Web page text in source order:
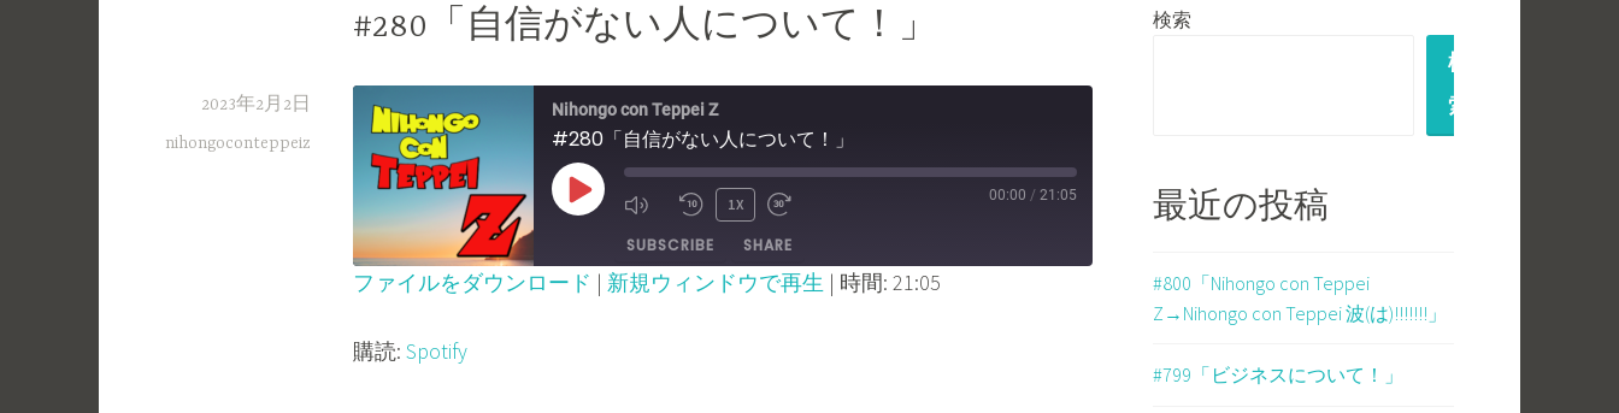
#280「自信がない人について！」
2023年2月2日
nihongoconteppeiz
Nihongo con Teppei Z
#280「自信がない人について！」
PLAY
EPISODE
MUTE/UNMUTE
EPISODE
REWIND
10
1X
FORWARD
00:00 / 21:05
SUBSCRIBE SHARE
RSS FEED
LINK
ファイルをダウンロード | 新規ウィンドウで再生 | 時間: 21:05
購読: Spotify
検索
検
索
最近の投稿
#800「Nihongo con Teppei
Z→Nihongo con Teppei 波(は)!!!!!!!」
#799「ビジネスについて！」